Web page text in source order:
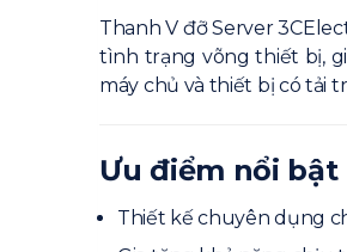
Thanh V đỡ Server
tình trạng võng thiết bị,
máy chủ và thiết bị có tải
Ưu điểm nổi bật
Thiết kế chuyên dụng